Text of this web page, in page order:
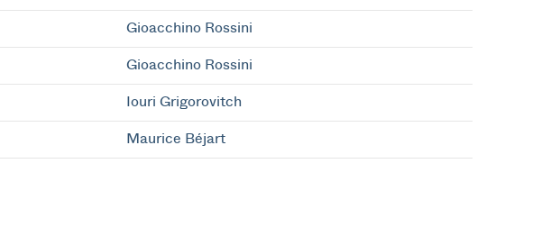
Gioacchino Rossini
Gioacchino Rossini
Iouri Grigorovitch
Maurice Béjart